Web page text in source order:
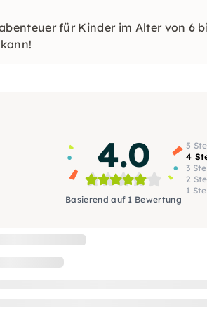
für Kinder im Alter von 6
4.0
Basierend auf 1 Bewertung
5
4
3
2
1